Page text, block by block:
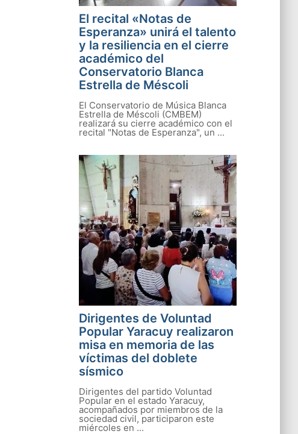
El recital «Notas de
Esperanza» unirá el talento
y la resiliencia en el cierre
académico del
Conservatorio Blanca
Estrella de Méscoli
El Conservatorio de Música Blanca
Estrella de Méscoli (CMBEM)
realizará su cierre académico con el
recital "Notas de Esperanza", un ...
Dirigentes de Voluntad
Popular Yaracuy realizaron
misa en memoria de las
víctimas del doblete
sísmico
Dirigentes del partido Voluntad
Popular en el estado Yaracuy,
acompañados por miembros de la
sociedad civil, participaron este
miércoles en ...